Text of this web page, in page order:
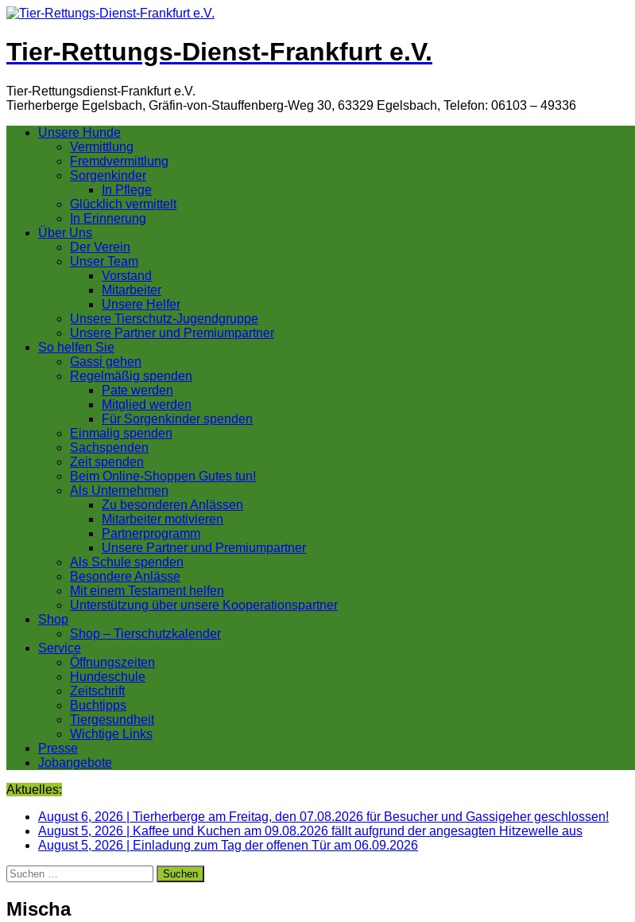
Tier-Rettungs-Dienst-Frankfurt e.V.
Tier-Rettungsdienst-Frankfurt e.V.
Tierherberge Egelsbach, Gräfin-von-Stauffenberg-Weg 30, 63329 Egelsbach, Telefon: 06103 – 49336
Unsere Hunde
Vermittlung
Fremdvermittlung
Sorgenkinder
In Pflege
Glücklich vermittelt
In Erinnerung
Über Uns
Der Verein
Unser Team
Vorstand
Mitarbeiter
Unsere Helfer
Unsere Tierschutz-Jugendgruppe
Unsere Partner und Premiumpartner
So helfen Sie
Gassi gehen
Regelmäßig spenden
Pate werden
Mitglied werden
Für Sorgenkinder spenden
Einmalig spenden
Sachspenden
Zeit spenden
Beim Online-Shoppen Gutes tun!
Als Unternehmen
Zu besonderen Anlässen
Mitarbeiter motivieren
Partnerprogramm
Unsere Partner und Premiumpartner
Als Schule spenden
Besondere Anlässe
Mit einem Testament helfen
Unterstützung über unsere Kooperationspartner
Shop
Shop – Tierschutzkalender
Service
Öffnungszeiten
Hundeschule
Zeitschrift
Buchtipps
Tiergesundheit
Wichtige Links
Presse
Jobangebote
Aktuelles:
August 6, 2026
Tierherberge am Freitag, den 07.08.2026 für Besucher und Gassigeher geschlossen!
August 5, 2026
Kaffee und Kuchen am 09.08.2026 fällt aufgrund der angesagten Hitzewelle aus
August 5, 2026
Einladung zum Tag der offenen Tür am 06.09.2026
Suchen
nach:
Mischa